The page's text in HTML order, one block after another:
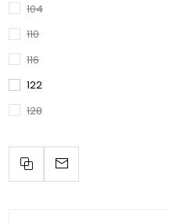
104
110
116
122
128